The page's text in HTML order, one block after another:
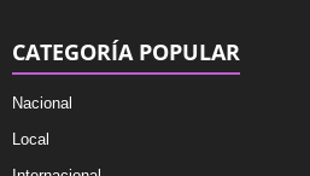
CATEGORÍA POPULAR
Nacional
Local